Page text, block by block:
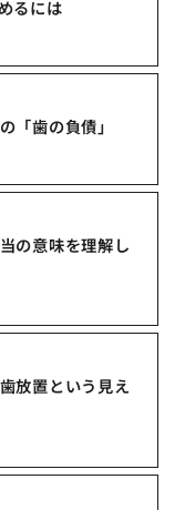
るには
「歯の負債」
の意味を理解し
放置という見え